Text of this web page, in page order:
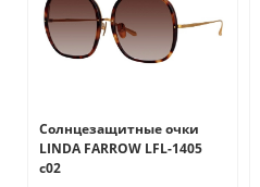
Солнцезащитные очки
LINDA FARROW LFL-1405
с02